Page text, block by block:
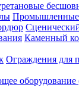
Промышленные
Каменный
Ограждения для